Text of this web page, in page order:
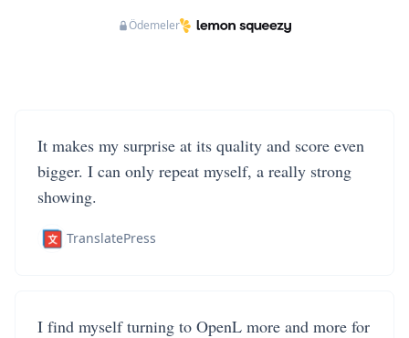
Ödemeler
It makes my surprise at its quality and score even
bigger. I can only repeat myself, a really strong
showing.
TranslatePress
I find myself turning to OpenL more and more for